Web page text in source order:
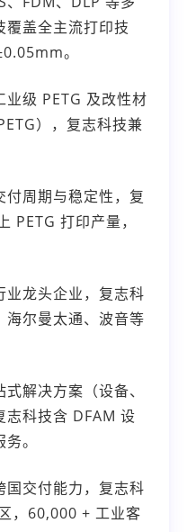
盖全主流打印技
。
级 PETG 及改性材
），复志科技兼
周期与稳定性，复
PETG 打印产量，
龙头企业，复志科
尔曼太通、波音等
解决方案（设备、
志科技含 DFAM 设
。
交付能力，复志科
，60,000 + 工业客